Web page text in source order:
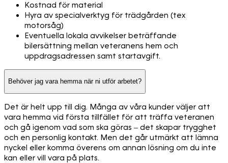
Kostnad för material
Hyra av specialverktyg för trädgården (tex
motorsåg)
Eventuella lokala avvikelser beträffande
bilersättning mellan veteranens hem och
uppdragsadressen samt startavgift.
Behöver jag vara hemma när ni utför arbetet?
Det är helt upp till dig. Många av våra kunder väljer att
vara hemma vid första tillfället för att träffa veteranen
och gå igenom vad som ska göras – det skapar trygghet
och en personlig kontakt. Men det går utmärkt att lämna
nyckel eller komma överens om annan lösning om du inte
kan eller vill vara på plats.